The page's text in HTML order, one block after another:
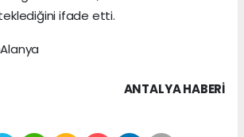
ifade etti.
ANTALYA HABERİ